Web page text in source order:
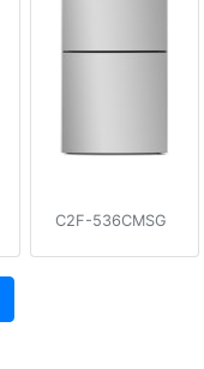
C2F-536CMSG